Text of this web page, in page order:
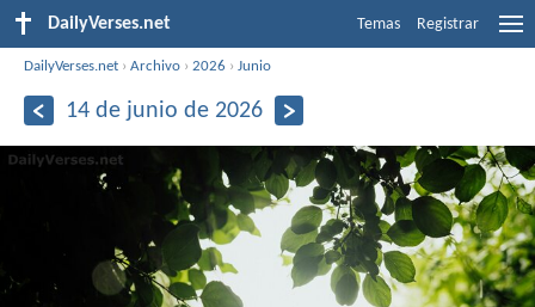
DailyVerses.net Temas Registrar
DailyVerses.net ›Archivo ›2026 ›Junio
14 de junio de 2026